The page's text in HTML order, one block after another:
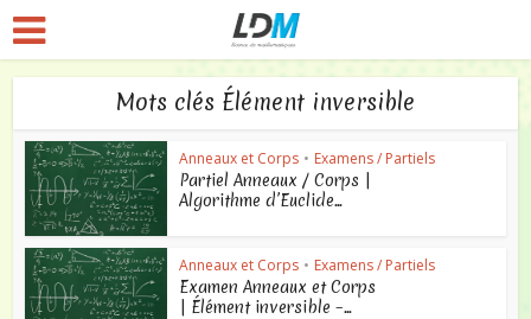
Mots clés Élément inversible
Anneaux et Corps • Examens / Partiels
Partiel Anneaux / Corps |
Algorithme d’Euclide...
Anneaux et Corps • Examens / Partiels
Examen Anneaux et Corps
| Élément inversible –...